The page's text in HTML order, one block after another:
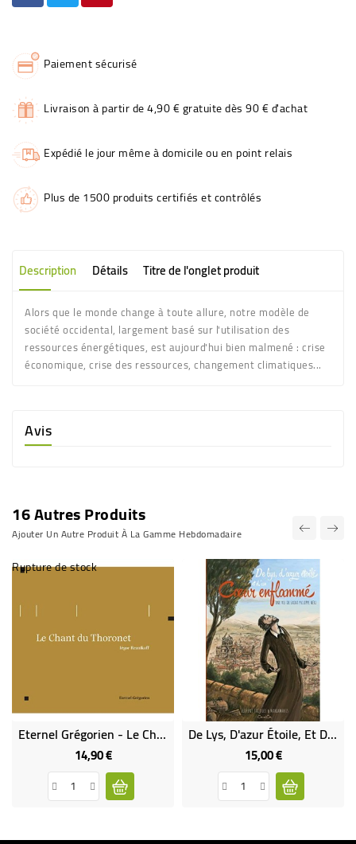
Paiement sécurisé
Livraison à partir de 4,90 € gratuite dès 90 € d'achat
Expédié le jour même à domicile ou en point relais
Plus de 1500 produits certifiés et contrôlés
Description Détails Titre de l'onglet produit
Alors que le monde change à toute allure, notre modèle de
société occidental, largement basé sur l'utilisation des
ressources énergétiques, est aujourd'hui bien malmené : crise
économique, crise des ressources, changement climatiques...
Avis
16 Autres Produits
Ajouter Un Autre Produit À La Gamme Hebdomadaire
Rupture de stock
Eternel Grégorien - Le Chant Du Thoronet - Iegor Reznikoff
14,90 €Prix
De Lys, D'azur Étoile, Et D'un Coeur Enflammé - Une Vie De Saint Philippe Néri (Occasion)
15,00 €Prix